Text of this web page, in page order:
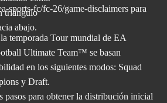
sports-fc/fc-26/game-disclaimers para
temporada Tour mundial de EA
Ultimate Team™ se basan
en los siguientes modos: Squad
y Draft.
pasos para obtener la distribución inicial